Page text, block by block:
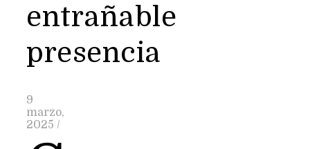
entrañable
presencia
9
marzo,
2025 /